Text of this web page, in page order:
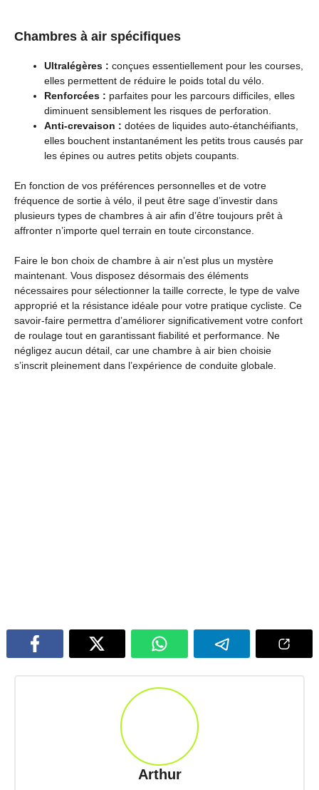
Chambres à air spécifiques
Ultralégères : conçues essentiellement pour les courses,
elles permettent de réduire le poids total du vélo.
Renforcées : parfaites pour les parcours difficiles, elles
diminuent sensiblement les risques de perforation.
Anti-crevaison : dotées de liquides auto-étanchéifiants,
elles bouchent instantanément les petits trous causés par
les épines ou autres petits objets coupants.
En fonction de vos préférences personnelles et de votre
fréquence de sortie à vélo, il peut être sage d’investir dans
plusieurs types de chambres à air afin d’être toujours prêt à
affronter n’importe quel terrain en toute circonstance.
Faire le bon choix de chambre à air n’est plus un mystère
maintenant. Vous disposez désormais des éléments
nécessaires pour sélectionner la taille correcte, le type de valve
approprié et la résistance idéale pour votre pratique cycliste. Ce
savoir-faire permettra d’améliorer significativement votre confort
de roulage tout en garantissant fiabilité et performance. Ne
négligez aucun détail, car une chambre à air bien choisie
s’inscrit pleinement dans l’expérience de conduite globale.
Arthur